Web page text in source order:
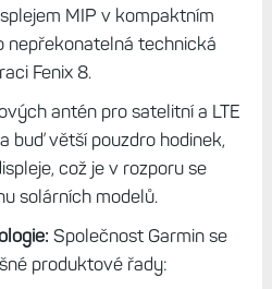
MIP v kompaktním
nepřekonatelná technická
Fenix 8.
antén pro satelitní a LTE
buď větší pouzdro hodinek,
což je v rozporu se
solárních modelů.
Společnost Garmin se
produktové řady: